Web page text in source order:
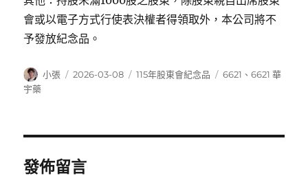
會或以電子方式行使表決權者得領取外，本公司將不
予發放紀念品。
作
小張
發
2026-03-08
分
115年股東會紀念品
標
6621 、6621 華
宇藥
發佈留言